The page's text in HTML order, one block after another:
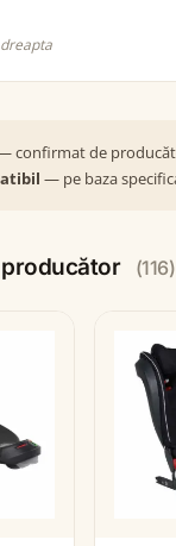
confirmat de
— pe baza
(116)